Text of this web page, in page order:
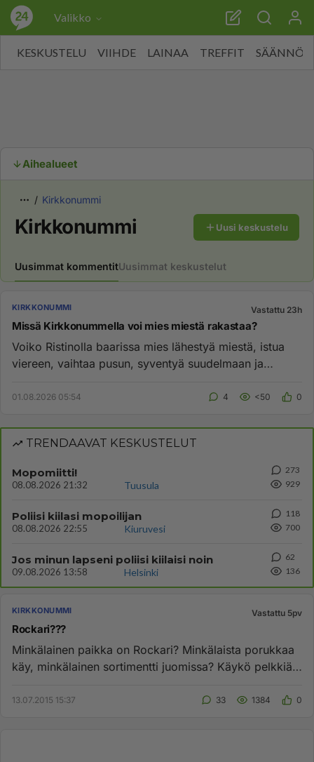
Valikko
KESKUSTELU VIIHDE LAINAA TREFFIT SÄÄNNÖT
Aihealueet
Kirkkonummi
Kirkkonummi Uusi keskustelu
Uusimmat kommentitUusimmat keskustelut
KIRKKONUMMI Vastattu 23h
Missä Kirkkonummella voi mies miestä rakastaa?
Voiko Ristinolla baarissa mies lähestyä miestä, istua
viereen, vaihtaa pusun, syventyä suudelmaan ja
01.08.2026 05:54 4 <50 0
TRENDAAVAT KESKUSTELUT
Mopomiitti!
08.08.2026 21:32 Tuusula
273
929
Poliisi kiilasi mopoilijan
08.08.2026 22:55 Kiuruvesi
118
700
Jos minun lapseni poliisi kiilaisi noin
09.08.2026 13:58 Helsinki
62
136
KIRKKONUMMI Vastattu 5pv
Rockari???
Minkälainen paikka on Rockari? Minkälaista porukkaa
käy, minkälainen sortimentti juomissa? Käykö pelkkiä
13.07.2015 15:37 33 1384 0